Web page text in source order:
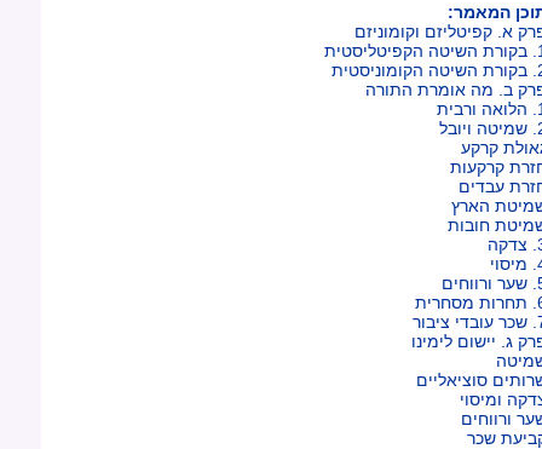
המאמר:
א. קפיטליזם וקומוניזם
ב. מה אומרת התורה
קרקע
קרקעות
עבדים
הארץ
חובות
ג. יישום לימינו
סוציאליים
ומיסוי
ורווחים
שכר